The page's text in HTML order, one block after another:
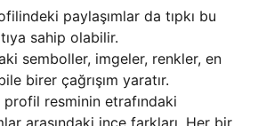
paylaşımlar da tıpkı bu
sahip olabilir.
semboller, imgeler, renkler, en
birer çağrışım yaratır.
profil resminin etrafındaki
arasındaki ince farkları. Her bir